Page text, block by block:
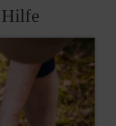
Hilfe